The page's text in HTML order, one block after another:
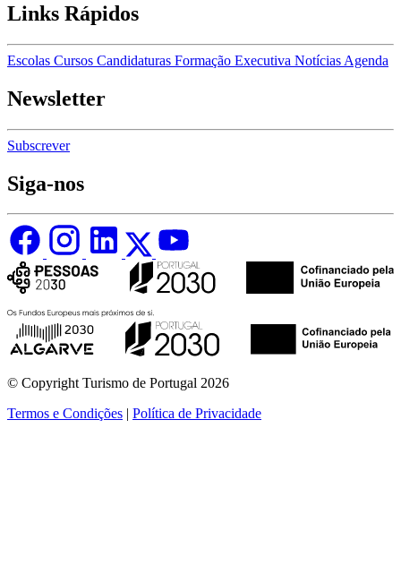
Links Rápidos
Escolas Cursos Candidaturas Formação Executiva Notícias Agenda
Newsletter
Subscrever
Siga-nos
© Copyright Turismo de Portugal 2026
Termos e Condições | Política de Privacidade